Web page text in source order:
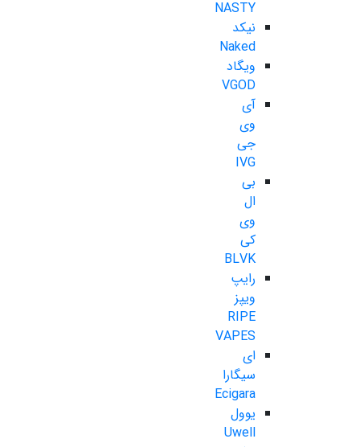
NASTY
نیکد
Naked
ویگاد
VGOD
آی
وی
جی
IVG
بی
ال
وی
کی
BLVK
رایپ
ویپز
RIPE
VAPES
ای
سیگارا
Ecigara
یوول
Uwell